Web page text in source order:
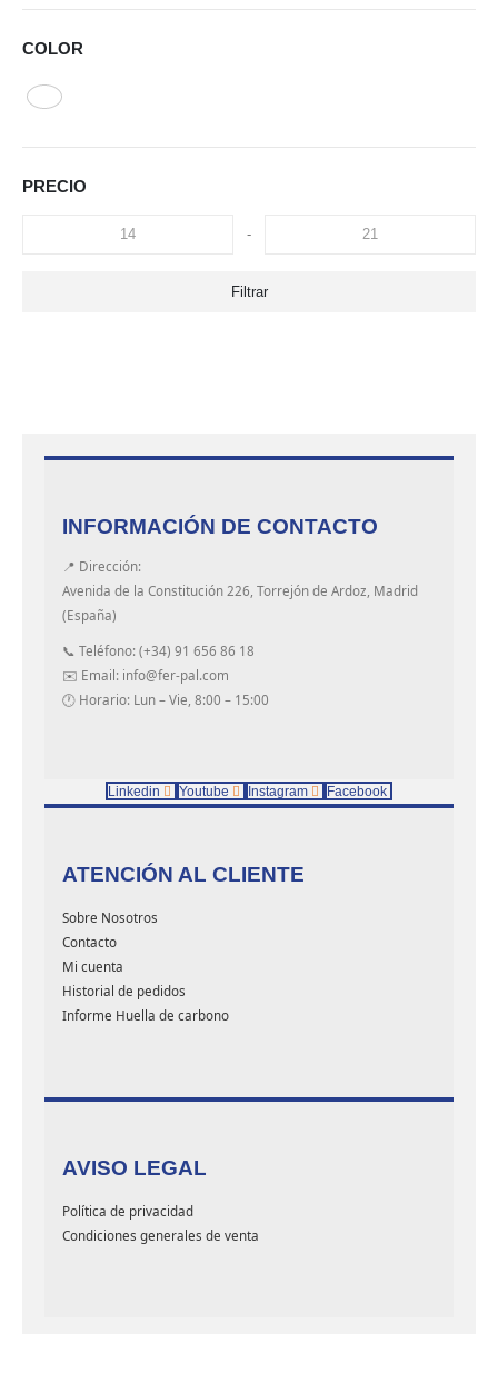
COLOR
PRECIO
-
Filtrar
INFORMACIÓN DE CONTACTO
📍 Dirección:
Avenida de la Constitución 226, Torrejón de Ardoz, Madrid
(España)
📞 Teléfono: (+34) 91 656 86 18
✉️ Email: info@fer-pal.com
🕐 Horario: Lun – Vie, 8:00 – 15:00
Linkedin Youtube Instagram Facebook
ATENCIÓN AL CLIENTE
Sobre Nosotros
Contacto
Mi cuenta
Historial de pedidos
Informe Huella de carbono
AVISO LEGAL
Política de privacidad
Condiciones generales de venta